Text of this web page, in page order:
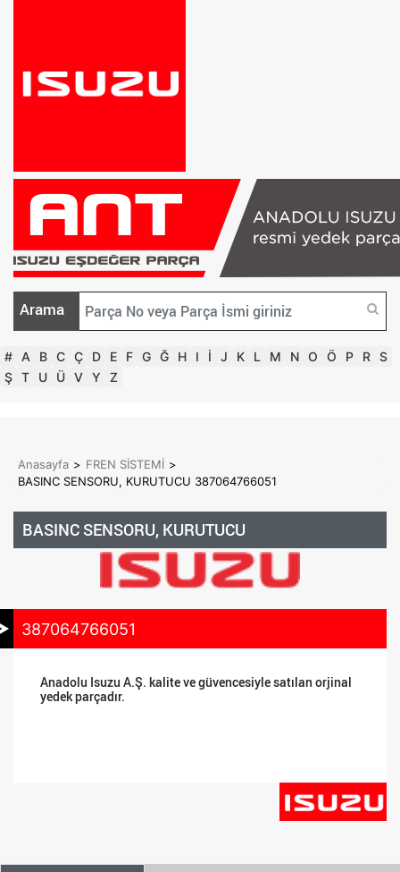
Arama
# A B C Ç D E F G Ğ H I İ J K L M N O Ö P R S
Ş T U Ü V Y Z
Anasayfa > FREN SİSTEMİ >
BASINC SENSORU, KURUTUCU 387064766051
BASINC SENSORU, KURUTUCU
387064766051
Anadolu Isuzu A.Ş. kalite ve güvencesiyle satılan orjinal
yedek parçadır.